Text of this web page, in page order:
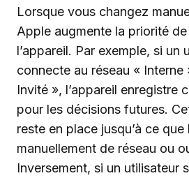
Lorsque vous changez
Apple augmente la priorité
l’appareil. Par exemple, si un
connecte au réseau « Interne
Invité », l’appareil enregistre
pour les décisions futures.
reste en place jusqu’à ce que
manuellement de réseau ou
Inversement, si un utilisateur